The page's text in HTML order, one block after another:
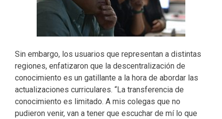
Sin embargo, los usuarios que representan a distintas
regiones, enfatizaron que la descentralización de
conocimiento es un gatillante a la hora de abordar las
actualizaciones curriculares. “La transferencia de
conocimiento es limitado. A mis colegas que no
pudieron venir, van a tener que escuchar de mí lo que